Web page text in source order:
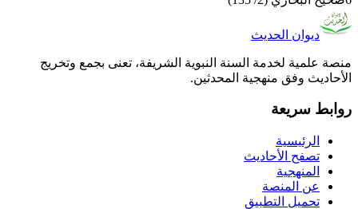
ديوان الحديث
منصة علمية لخدمة السنة النبوية الشريفة، تعنى بجمع وتخريج
الأحاديث وفق منهجية المحدثين.
روابط سريعة
الرئيسية
تصفح الأحاديث
المنهجية
عن المنصة
تحميل التطبيق